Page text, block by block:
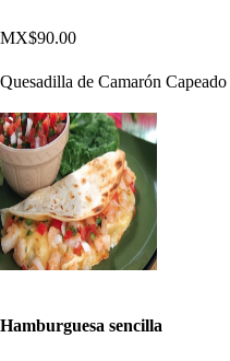
MX$90.00
Quesadilla de Camarón Capeado
Hamburguesa sencilla